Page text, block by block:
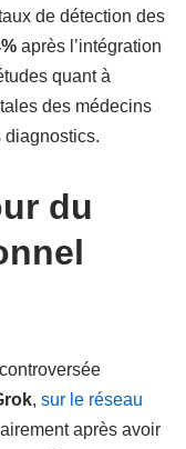
de détection des
après l’intégration
quant à
des médecins
diagnostics.
du
, sur le réseau
après avoir